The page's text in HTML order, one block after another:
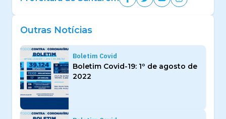
Outras Notícias
Boletim Covid
Boletim Covid-19: 1º de agosto de
2022